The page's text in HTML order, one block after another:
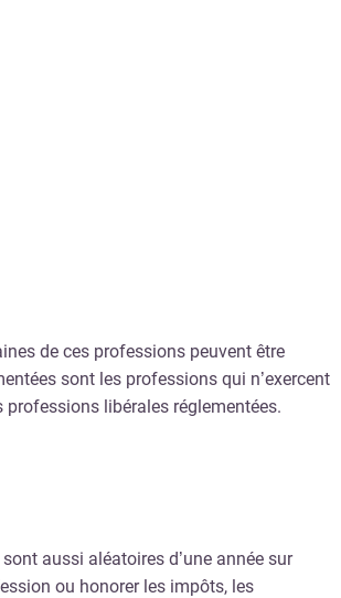
de ces professions peuvent être
sont les professions qui n’exercent
libérales réglementées.
aussi aléatoires d’une année sur
ou honorer les impôts, les